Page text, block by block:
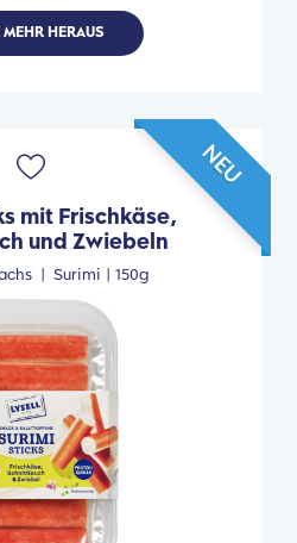
MEHR HERAUS
mit Frischkäse,
und Zwiebeln
Surimi | 150g
NEU